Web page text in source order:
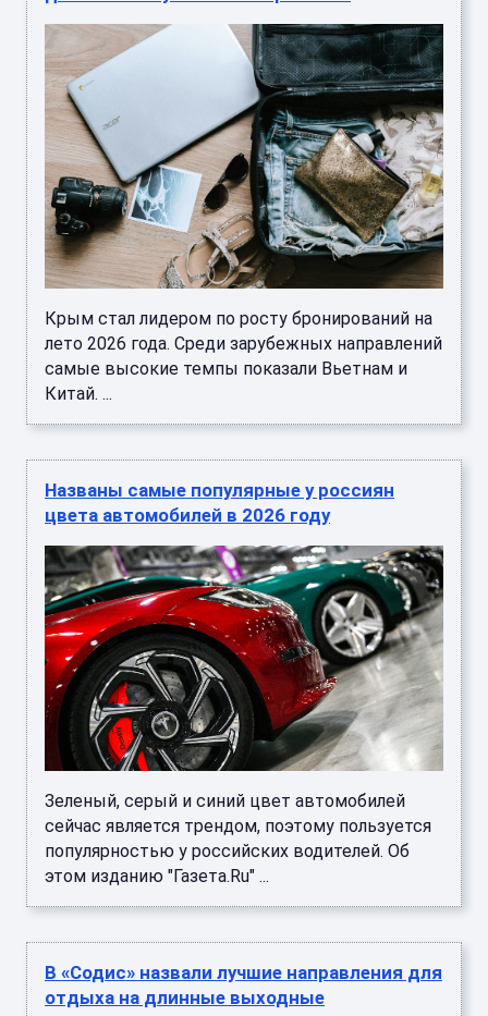
Крым стал лидером по росту бронирований на
лето 2026 года. Среди зарубежных направлений
самые высокие темпы показали Вьетнам и
Китай. ...
Названы самые популярные у россиян
цвета автомобилей в 2026 году
Зеленый, серый и синий цвет автомобилей
сейчас является трендом, поэтому пользуется
популярностью у российских водителей. Об
этом изданию "Газета.Ru" ...
В «Содис» назвали лучшие направления для
отдыха на длинные выходные